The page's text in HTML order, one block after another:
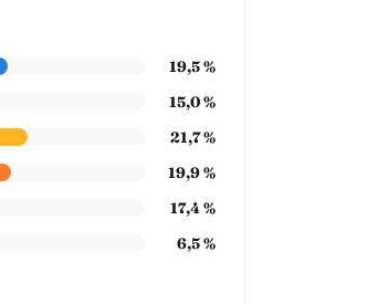
19,5 %
15,0 %
21,7 %
19,9 %
17,4 %
6,5 %